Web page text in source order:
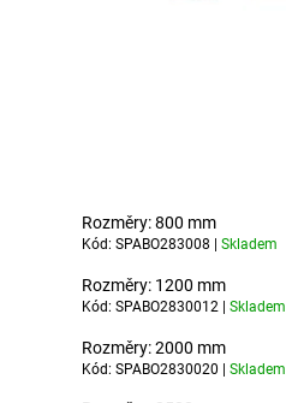
Rozměry: 800 mm
Kód: SPABO283008 | Skladem
Rozměry: 1200 mm
Kód: SPABO2830012 | Skladem
Rozměry: 2000 mm
Kód: SPABO2830020 | Skladem